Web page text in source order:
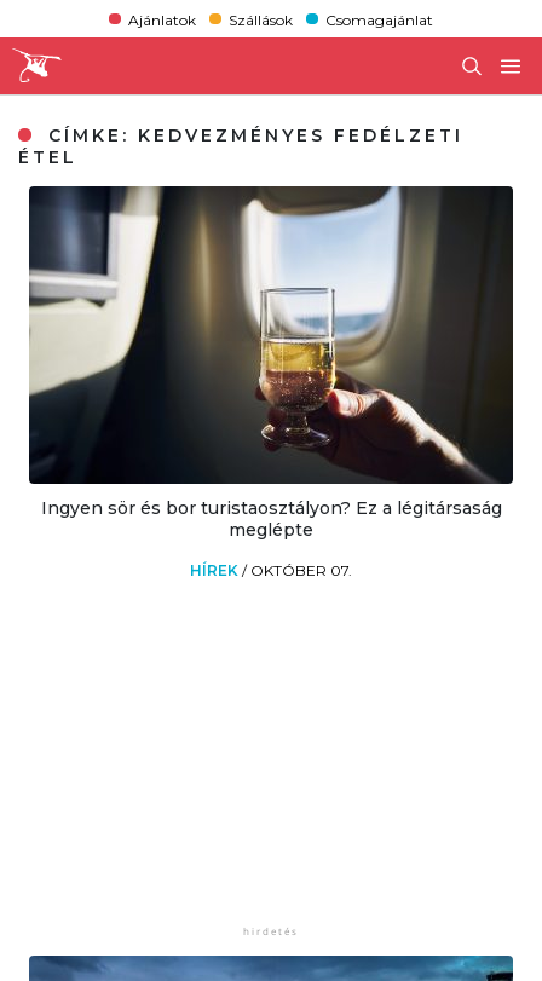
Ajánlatok Szállások Csomagajánlat
CÍMKE: KEDVEZMÉNYES FEDÉLZETI
ÉTEL
Ingyen sör és bor turistaosztályon? Ez a légitársaság
meglépte
HÍREK / OKTÓBER 07.